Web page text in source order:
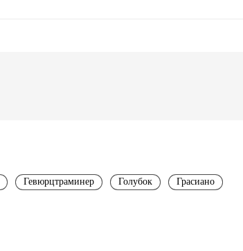
Гевюрцтраминер Голубок
Грасиано